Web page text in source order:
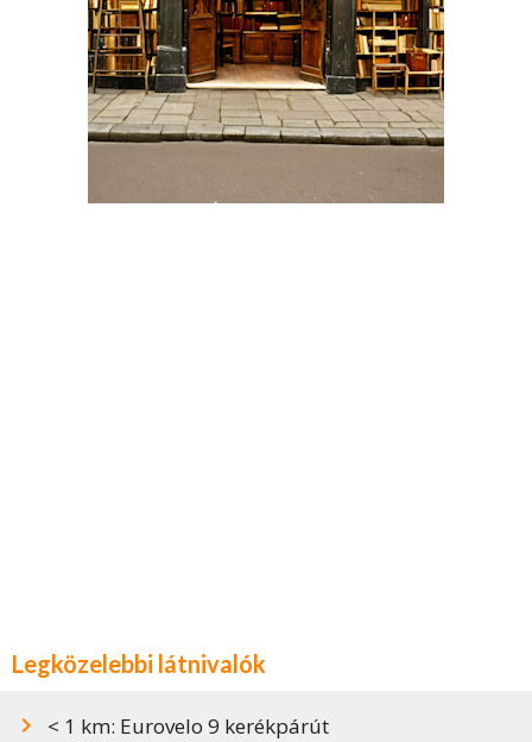
Legközelebbi látnivalók
< 1 km: Eurovelo 9 kerékpárút